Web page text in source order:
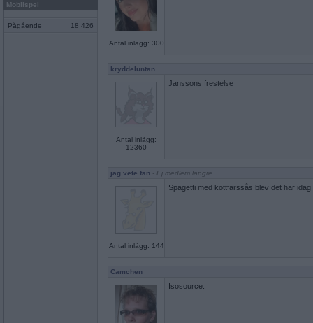
Mobilspel
Pågående 18 426
Antal inlägg: 300
kryddeluntan
Antal inlägg:
12360
Janssons frestelse
jag vete fan - Ej medlem längre
Antal inlägg: 144
Spagetti med köttfärssås blev det här idag
Camchen
Isosource.